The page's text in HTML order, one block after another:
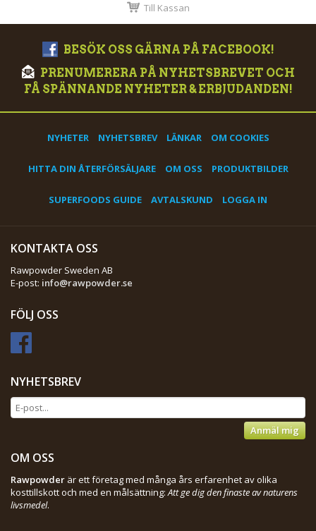
Till Kassan
BESÖK OSS GÄRNA PÅ FACEBOOK!
PRENUMERERA PÅ NYHETSBREVET OCH
FÅ SPÄNNANDE NYHETER & ERBJUDANDEN!
NYHETER NYHETSBREV LÄNKAR OM COOKIES
HITTA DIN ÅTERFÖRSÄLJARE OM OSS PRODUKTBILDER
SUPERFOODS GUIDE AVTALSKUND LOGGA IN
KONTAKTA OSS
Rawpowder Sweden AB
E-post: info@rawpowder.se
FÖLJ OSS
NYHETSBREV
Anmäl mig
OM OSS
Rawpowder är ett företag med många års erfarenhet av olika
kosttillskott och med en målsättning:Att ge dig den finaste av naturens
livsmedel.